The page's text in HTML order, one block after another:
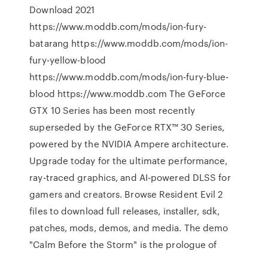
Download 2021
https://www.moddb.com/mods/ion-fury-
batarang https://www.moddb.com/mods/ion-
fury-yellow-blood
https://www.moddb.com/mods/ion-fury-blue-
blood https://www.moddb.com The GeForce
GTX 10 Series has been most recently
superseded by the GeForce RTX™ 30 Series,
powered by the NVIDIA Ampere architecture.
Upgrade today for the ultimate performance,
ray-traced graphics, and AI-powered DLSS for
gamers and creators. Browse Resident Evil 2
files to download full releases, installer, sdk,
patches, mods, demos, and media. The demo
"Calm Before the Storm" is the prologue of